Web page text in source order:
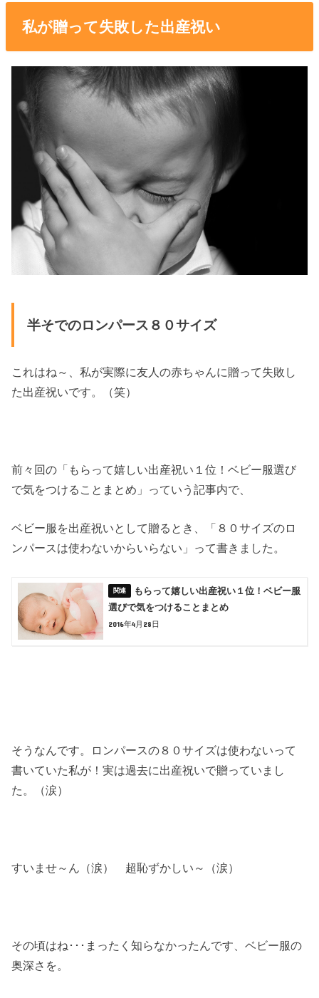
私が贈って失敗した出産祝い
半そでのロンパース８０サイズ
これはね～、私が実際に友人の赤ちゃんに贈って失敗し
た出産祝いです。（笑）
前々回の「もらって嬉しい出産祝い１位！ベビー服選び
で気をつけることまとめ」っていう記事内で、
ベビー服を出産祝いとして贈るとき、「８０サイズのロ
ンパースは使わないからいらない」って書きました。
もらって嬉しい出産祝い１位！ベビー服
選びで気をつけることまとめ
2016年4月28日
そうなんです。ロンパースの８０サイズは使わないって
書いていた私が！実は過去に出産祝いで贈っていまし
た。（涙）
すいませ～ん（涙） 超恥ずかしい～（涙）
その頃はね･･･まったく知らなかったんです、ベビー服の
奥深さを。